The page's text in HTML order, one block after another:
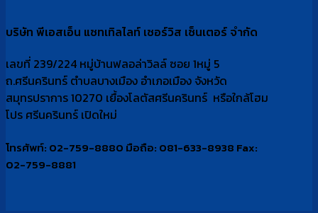
บริษัท พีเอสเอ็น แซทเทิลไลท์ เซอร์วิส เซ็นเตอร์ จำกัด
เลขที่ 239/224 หมู่บ้านฟลอล่าวิลล์ ซอย 1หมู่ 5
ถ.ศรีนครินทร์ ตำบลบางเมือง อำเภอเมือง จังหวัด
สมุทรปราการ 10270 เยื้องโลตัสศรีนครินทร์ หรือใกล้โฮม
โปร ศรีนครินทร์ เปิดใหม่
โทรศัพท์: 02-759-8880 มือถือ: 081-633-8938 Fax:
02-759-8881